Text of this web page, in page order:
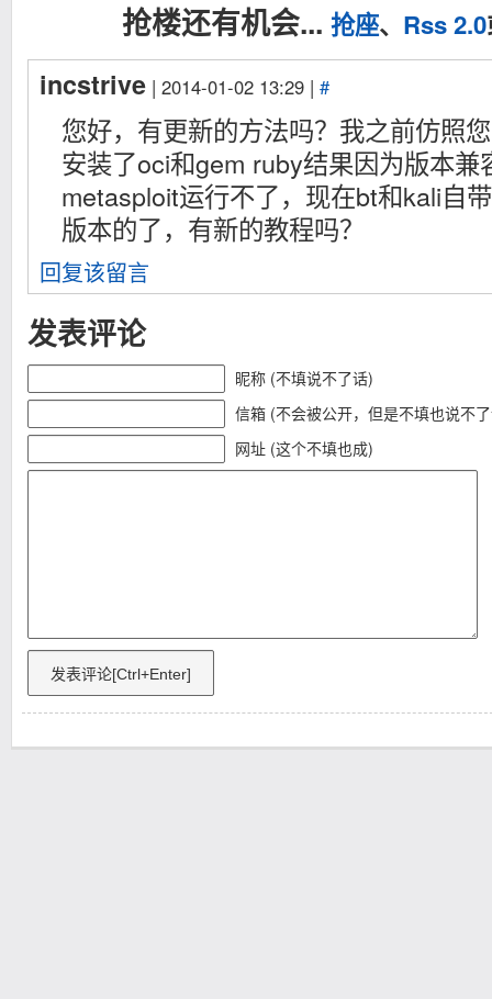
抢楼还有机会... 抢座、 Rss 2.0
incstrive | 2014-01-02 13:29 | #
您好，有更新的方法吗？我之前仿照
安装了oci和gem ruby结果因为版本兼
metasploit运行不了，现在bt和kali自
版本的了，有新的教程吗？
回复该留言
发表评论
昵称 (不填说不了话)
信箱 (不会被公开，但是不填也说不
网址 (这个不填也成)